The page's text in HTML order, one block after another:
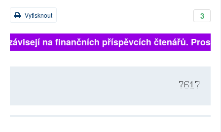
3
Vytisknout
na finančních příspěvcích čtenářů.
7617